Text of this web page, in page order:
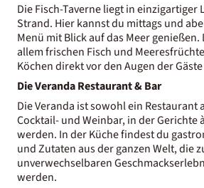
Die Fisch-Taverne liegt in einzigartiger
Strand. Hier kannst du mittags und
Menü mit Blick auf das Meer
allem frischen Fisch und
Köchen direkt vor den Augen der
Die Veranda Restaurant & Bar
Die Veranda ist sowohl ein Restaurant
Cocktail- und Weinbar, in der Gerichte
werden. In der Küche findest du
und Zutaten aus der ganzen Welt, die
unverwechselbaren
werden.